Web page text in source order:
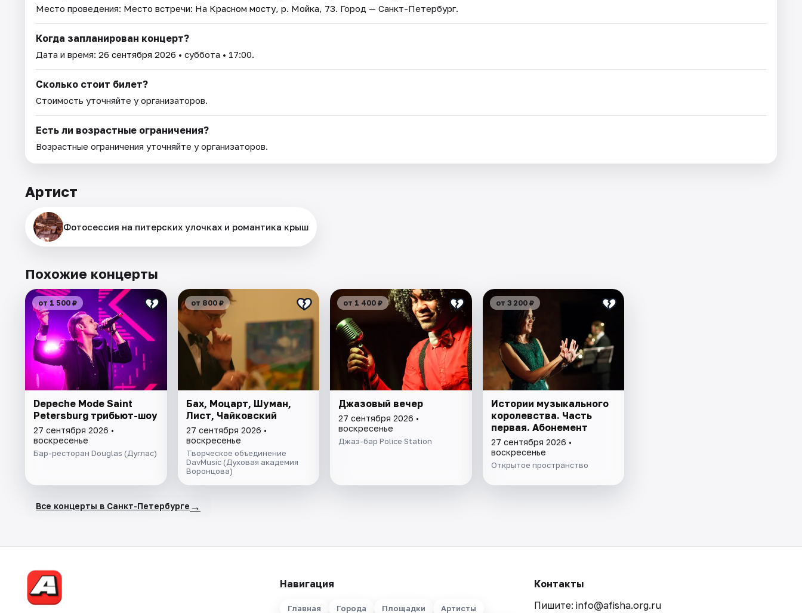
Место проведения: Место встречи: На Красном мосту, р. Мойка, 73. Город — Санкт-Петербург.
Когда запланирован концерт?
Дата и время: 26 сентября 2026 • суббота • 17:00.
Сколько стоит билет?
Стоимость уточняйте у организаторов.
Есть ли возрастные ограничения?
Возрастные ограничения уточняйте у организаторов.
Артист
Фотосессия на питерских улочках и романтика крыш
Похожие концерты
от 1 500 ₽
Depeche Mode Saint
Petersburg трибьют-шоу
27 сентября 2026 •
воскресенье
Бар-ресторан Douglas (Дуглас)
от 800 ₽
Бах, Моцарт, Шуман,
Лист, Чайковский
27 сентября 2026 •
воскресенье
Творческое объединение
DavMusic (Духовая академия
Воронцова)
от 1 400 ₽
Джазовый вечер
27 сентября 2026 •
воскресенье
Джаз-бар Police Station
от 3 200 ₽
Истории музыкального
королевства. Часть
первая. Абонемент
27 сентября 2026 •
воскресенье
Открытое пространство
Все концерты в Санкт-Петербурге →
Навигация
Главная Города Площадки Артисты
Контакты
Пишите: info@afisha.org.ru